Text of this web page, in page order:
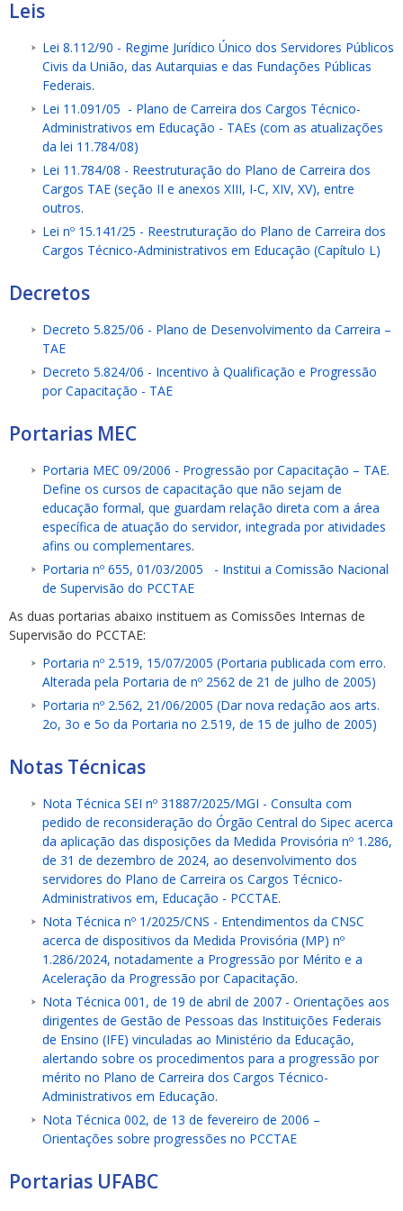
Leis
Lei 8.112/90 - Regime Jurídico Único dos Servidores Públicos
Civis da União, das Autarquias e das Fundações Públicas
Federais.
Lei 11.091/05 - Plano de Carreira dos Cargos Técnico-
Administrativos em Educação - TAEs (com as atualizações
da lei 11.784/08)
Lei 11.784/08 - Reestruturação do Plano de Carreira dos
Cargos TAE (seção II e anexos XIII, I-C, XIV, XV), entre
outros.
Lei nº 15.141/25 - Reestruturação do Plano de Carreira dos
Cargos Técnico-Administrativos em Educação (Capítulo L)
Decretos
Decreto 5.825/06 - Plano de Desenvolvimento da Carreira –
TAE
Decreto 5.824/06 - Incentivo à Qualificação e Progressão
por Capacitação - TAE
Portarias MEC
Portaria MEC 09/2006 - Progressão por Capacitação – TAE.
Define os cursos de capacitação que não sejam de
educação formal, que guardam relação direta com a área
específica de atuação do servidor, integrada por atividades
afins ou complementares.
Portaria nº 655, 01/03/2005 - Institui a Comissão Nacional
de Supervisão do PCCTAE
As duas portarias abaixo instituem as Comissões Internas de
Supervisão do PCCTAE:
Portaria nº 2.519, 15/07/2005 (Portaria publicada com erro.
Alterada pela Portaria de nº 2562 de 21 de julho de 2005)
Portaria nº 2.562, 21/06/2005 (Dar nova redação aos arts.
2o, 3o e 5o da Portaria no 2.519, de 15 de julho de 2005)
Notas Técnicas
Nota Técnica SEI nº 31887/2025/MGI - Consulta com
pedido de reconsideração do Órgão Central do Sipec acerca
da aplicação das disposições da Medida Provisória nº 1.286,
de 31 de dezembro de 2024, ao desenvolvimento dos
servidores do Plano de Carreira os Cargos Técnico-
Administrativos em, Educação - PCCTAE.
Nota Técnica nº 1/2025/CNS - Entendimentos da CNSC
acerca de dispositivos da Medida Provisória (MP) nº
1.286/2024, notadamente a Progressão por Mérito e a
Aceleração da Progressão por Capacitação.
Nota Técnica 001, de 19 de abril de 2007 - Orientações aos
dirigentes de Gestão de Pessoas das Instituições Federais
de Ensino (IFE) vinculadas ao Ministério da Educação,
alertando sobre os procedimentos para a progressão por
mérito no Plano de Carreira dos Cargos Técnico-
Administrativos em Educação.
Nota Técnica 002, de 13 de fevereiro de 2006 –
Orientações sobre progressões no PCCTAE
Portarias UFABC